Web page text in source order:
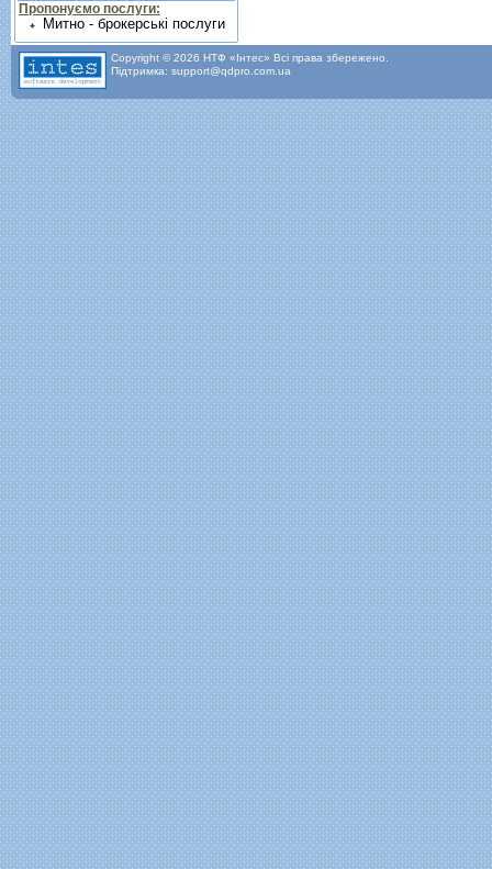
Пропонуємо послуги:
Митно - брокерські послуги
Copyright © 2026 НТФ «Інтес» Всі права збережено.
Підтримка: support@qdpro.com.ua